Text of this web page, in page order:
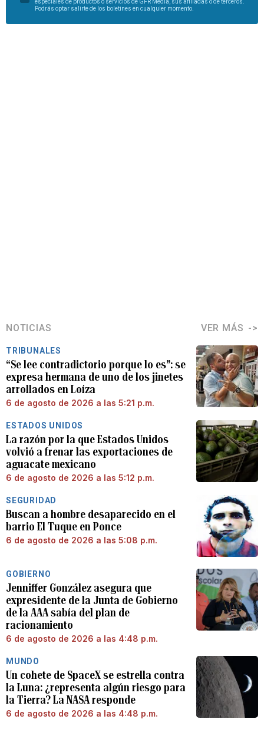
especiales de productos o servicios de GFR Media, sus afiliadas o de terceros.
Podrás optar salirte de los boletines en cualquier momento.
NOTICIAS VER MÁS
TRIBUNALES
“Se lee contradictorio porque lo es”: se
expresa hermana de uno de los jinetes
arrollados en Loíza
6 de agosto de 2026 a las 5:21 p.m.
ESTADOS UNIDOS
La razón por la que Estados Unidos
volvió a frenar las exportaciones de
aguacate mexicano
6 de agosto de 2026 a las 5:12 p.m.
SEGURIDAD
Buscan a hombre desaparecido en el
barrio El Tuque en Ponce
6 de agosto de 2026 a las 5:08 p.m.
GOBIERNO
Jenniffer González asegura que
expresidente de la Junta de Gobierno
de la AAA sabía del plan de
racionamiento
6 de agosto de 2026 a las 4:48 p.m.
MUNDO
Un cohete de SpaceX se estrella contra
la Luna: ¿representa algún riesgo para
la Tierra? La NASA responde
6 de agosto de 2026 a las 4:48 p.m.